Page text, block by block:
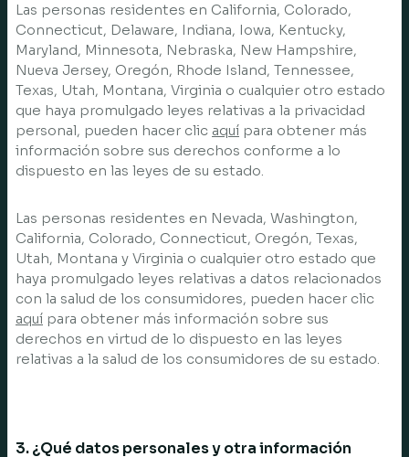
Las personas residentes en California, Colorado,
Connecticut, Delaware, Indiana, Iowa, Kentucky,
Maryland, Minnesota, Nebraska, New Hampshire,
Nueva Jersey, Oregón, Rhode Island, Tennessee,
Texas, Utah, Montana, Virginia o cualquier otro estado
que haya promulgado leyes relativas a la privacidad
personal, pueden hacer clic aquí para obtener más
información sobre sus derechos conforme a lo
dispuesto en las leyes de su estado.
Las personas residentes en Nevada, Washington,
California, Colorado, Connecticut, Oregón, Texas,
Utah, Montana y Virginia o cualquier otro estado que
haya promulgado leyes relativas a datos relacionados
con la salud de los consumidores, pueden hacer clic
aquí para obtener más información sobre sus
derechos en virtud de lo dispuesto en las leyes
relativas a la salud de los consumidores de su estado.
3. ¿Qué datos personales y otra información